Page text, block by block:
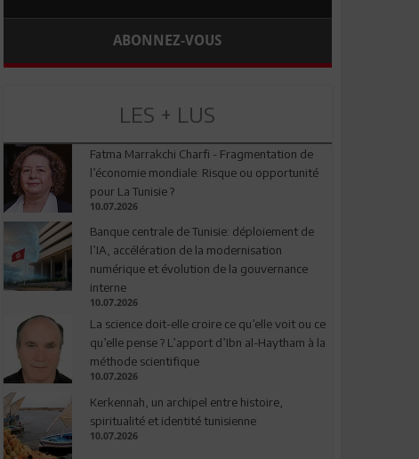
ABONNEZ-VOUS
LES + LUS
Fatma Marrakchi Charfi - Fragmentation de
l’économie mondiale: Risque ou opportunité
pour La Tunisie ?
10.07.2026
Banque centrale de Tunisie: déploiement de
l’IA, accélération de la modernisation
numérique et évolution de la gouvernance
interne
10.07.2026
La science doit-elle croire ce qu’elle voit ou ce
qu’elle pense ? L’apport d’Ibn al-Haytham à la
méthode scientifique
10.07.2026
Kerkennah, un archipel entre histoire,
spiritualité et identité tunisienne
10.07.2026